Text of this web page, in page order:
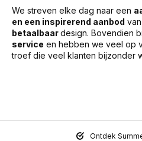
We streven elke dag naar een
en een inspirerend aanbod van
betaalbaardesign. Bovendien
service en hebben we veel op
troef die veel klanten bijzonder
Ontdek